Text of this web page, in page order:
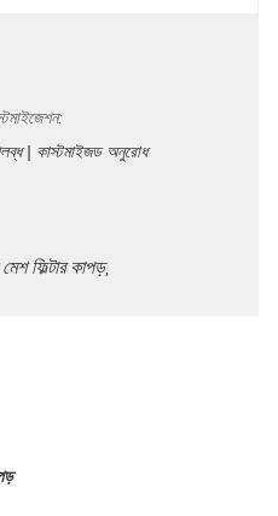
| কাস্টমাইজড অনুরোধ
ফিল্টার কাপড়,